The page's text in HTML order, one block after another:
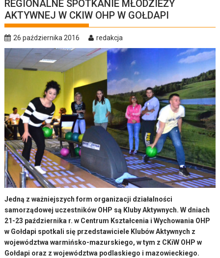
REGIONALNE SPOTKANIE MŁODZIEŻY
AKTYWNEJ W CKIW OHP W GOŁDAPI
26 października 2016 redakcja
Jedną z ważniejszych form organizacji działalności
samorządowej uczestników OHP są Kluby Aktywnych. W dniach
21-23 października r. w Centrum Kształcenia i Wychowania OHP
w Gołdapi spotkali się przedstawiciele Klubów Aktywnych z
województwa warmińsko-mazurskiego, w tym z CKiW OHP w
Gołdapi oraz z województwa podlaskiego i mazowieckiego.